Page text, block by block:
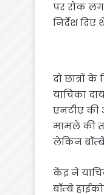
पर रोक
निर्देश दिए
दो छात्रों
याचिका
एनटीए की
मामले की
लेकिन
केंद्र ने
बॉम्बे